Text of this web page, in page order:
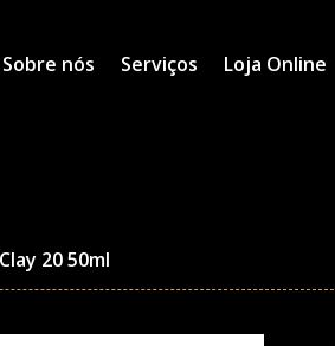
Sobre nós Serviços Loja Online
20 50ml